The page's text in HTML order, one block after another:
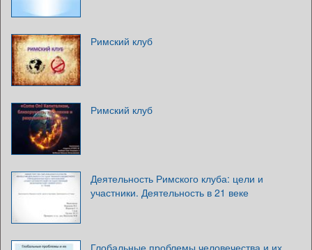
Римский клуб
Римский клуб
Деятельность Римского клуба: цели и
участники. Деятельность в 21 веке
Глобальные проблемы человечества и их